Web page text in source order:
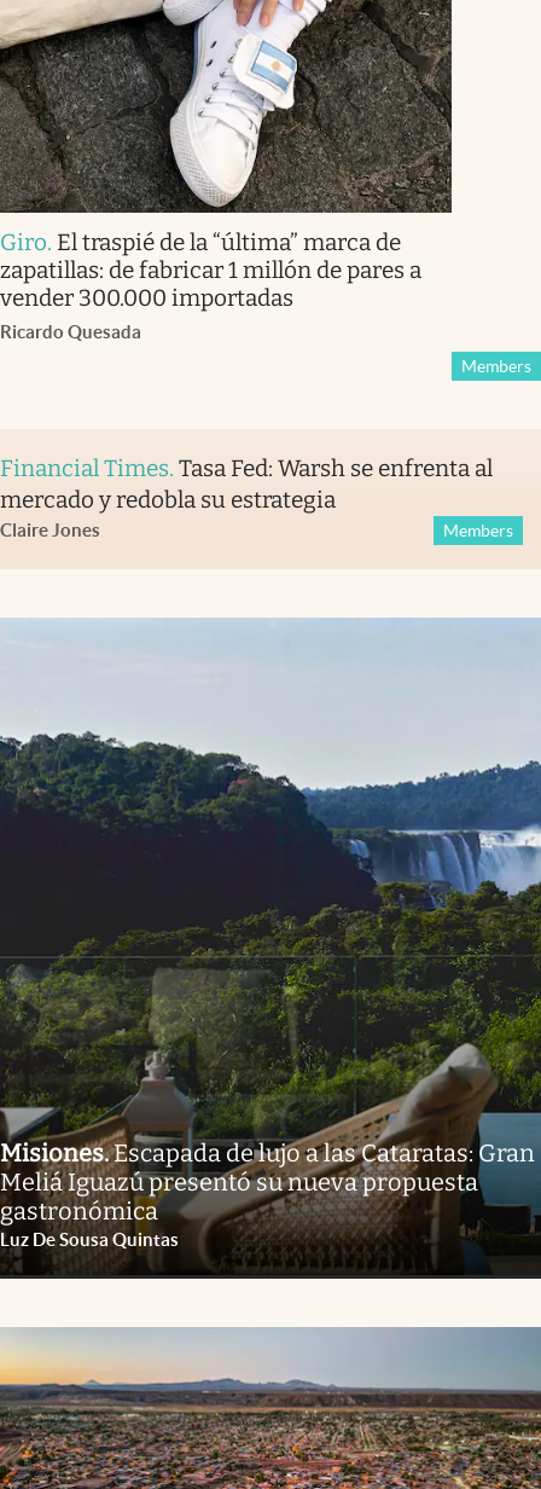
Giro. El traspié de la “última” marca de
zapatillas: de fabricar 1 millón de pares a
vender 300.000 importadas
Ricardo Quesada
Members
Financial Times. Tasa Fed: Warsh se enfrenta al
mercado y redobla su estrategia
Claire Jones Members
Misiones.Escapada de lujo a las Cataratas: Gran
Meliá Iguazú presentó su nueva propuesta
gastronómica
Luz De Sousa Quintas